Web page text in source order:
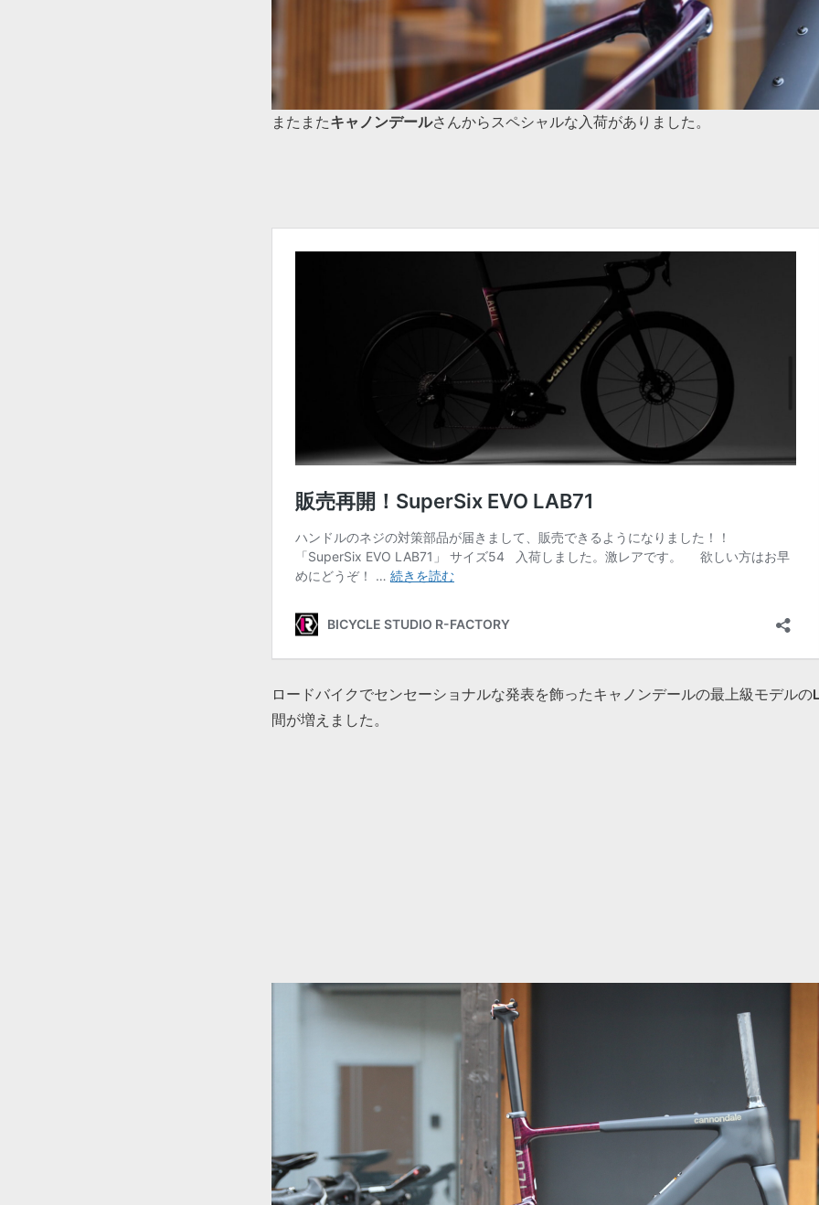
またまたキャノンデールさんからスペシャルな入荷がありました。
ロードバイクでセンセーショナルな発表を飾ったキャノンデールの最上級モデルの
間が増えました。